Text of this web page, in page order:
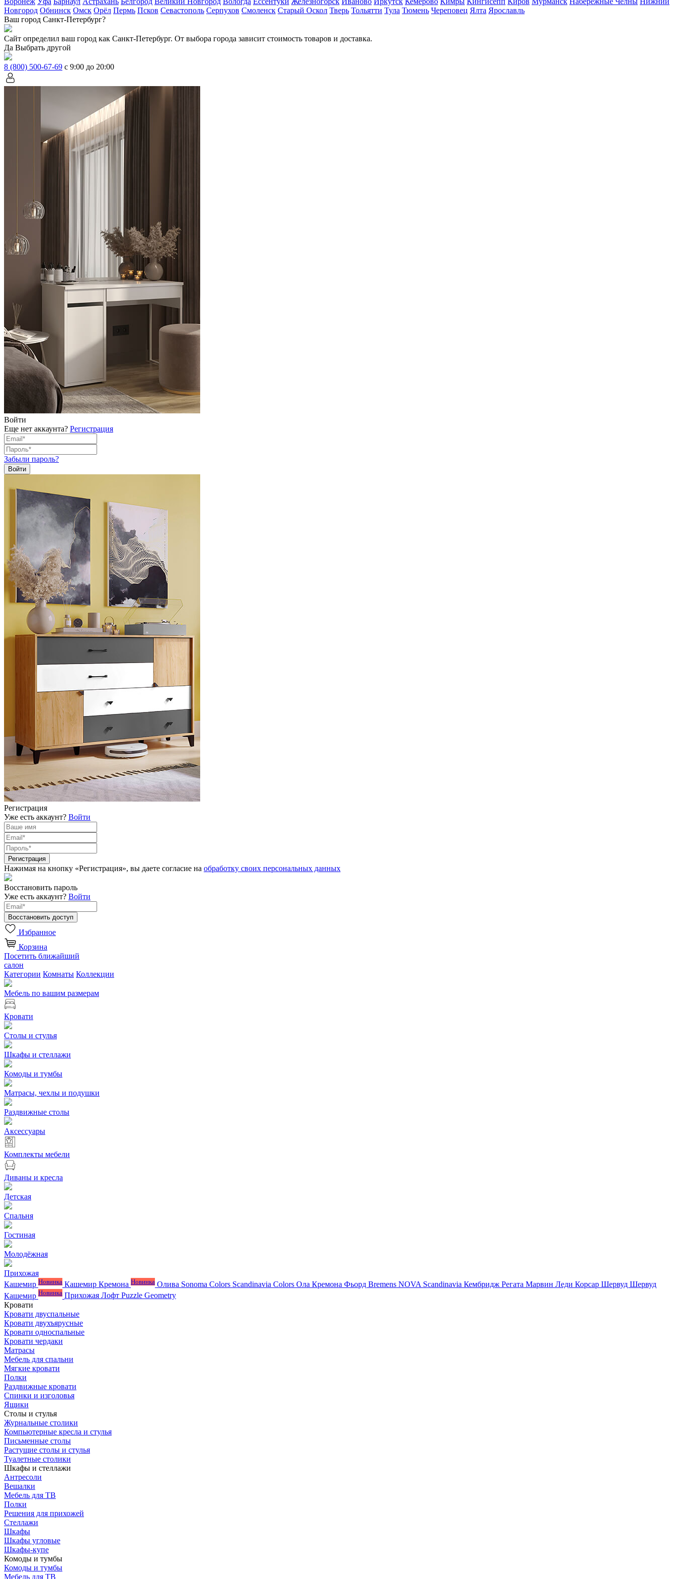
Новгород Обнинск Омск Орёл Пермь Псков Севастополь Серпухов Смоленск Старый Оскол Тверь Тольятти Тула Тюмень Череповец Ялта Ярославль
Ваш город Санкт-Петербург?
Сайт определил ваш город как Санкт-Петербург. От выбора города зависит стоимость товаров и доставка.
Да Выбрать другой
8 (800) 500-67-69 с 9:00 до 20:00
Войти
Еще нет аккаунта? Регистрация
Забыли пароль?
Регистрация
Уже есть аккаунт? Войти
Нажимая на кнопку «Регистрация», вы даете согласие на обработку своих персональных данных
Восстановить пароль
Уже есть аккаунт? Войти
Избранное
Корзина
Посетить ближайший
салон
Категории Комнаты Коллекции
Мебель по вашим размерам
Кровати
Столы и стулья
Шкафы и стеллажи
Комоды и тумбы
Матрасы, чехлы и подушки
Раздвижные столы
Аксессуары
Комплекты мебели
Диваны и кресла
Детская
Спальня
Гостиная
Молодёжная
Прихожая
Кашемир Новинка Кашемир Кремона Новинка Олива Sonoma Colors Scandinavia Colors Ола Кремона Фьорд Bremens NOVA Scandinavia Кембридж Регата Марвин Леди Корсар Шервуд Шервуд
Кашемир Новинка Прихожая Лофт Puzzle Geometry
Кровати
Кровати двуспальные
Кровати двухъярусные
Кровати односпальные
Кровати чердаки
Матрасы
Мебель для спальни
Мягкие кровати
Полки
Раздвижные кровати
Спинки и изголовья
Ящики
Столы и стулья
Журнальные столики
Компьютерные кресла и стулья
Письменные столы
Растущие столы и стулья
Туалетные столики
Шкафы и стеллажи
Антресоли
Вешалки
Мебель для ТВ
Полки
Решения для прихожей
Стеллажи
Шкафы
Шкафы угловые
Шкафы-купе
Комоды и тумбы
Комоды и тумбы
Мебель для ТВ